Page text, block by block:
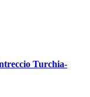
Turchia-